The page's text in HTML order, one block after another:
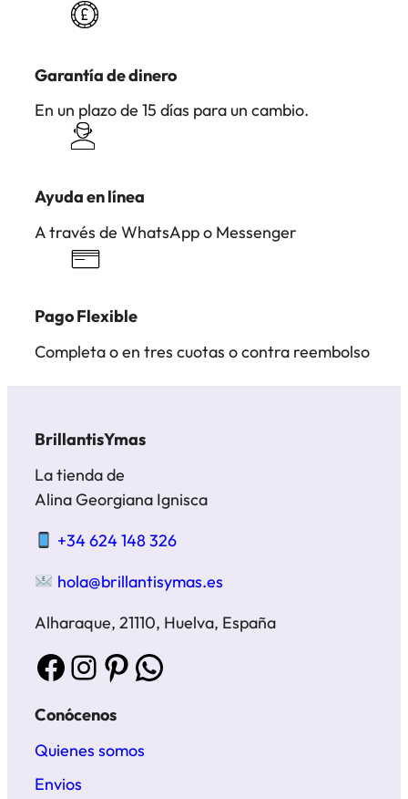
Garantía de dinero
En un plazo de 15 días para un cambio.
Ayuda en línea
A través de WhatsApp o Messenger
Pago Flexible
Completa o en tres cuotas o contra reembolso
BrillantisYmas
La tienda de
Alina Georgiana Ignisca
+34 624 148 326
hola@brillantisymas.es
Alharaque, 21110, Huelva, España
Facebook Instagram Pinterest WhatsApp
Conócenos
Quienes somos
Envios